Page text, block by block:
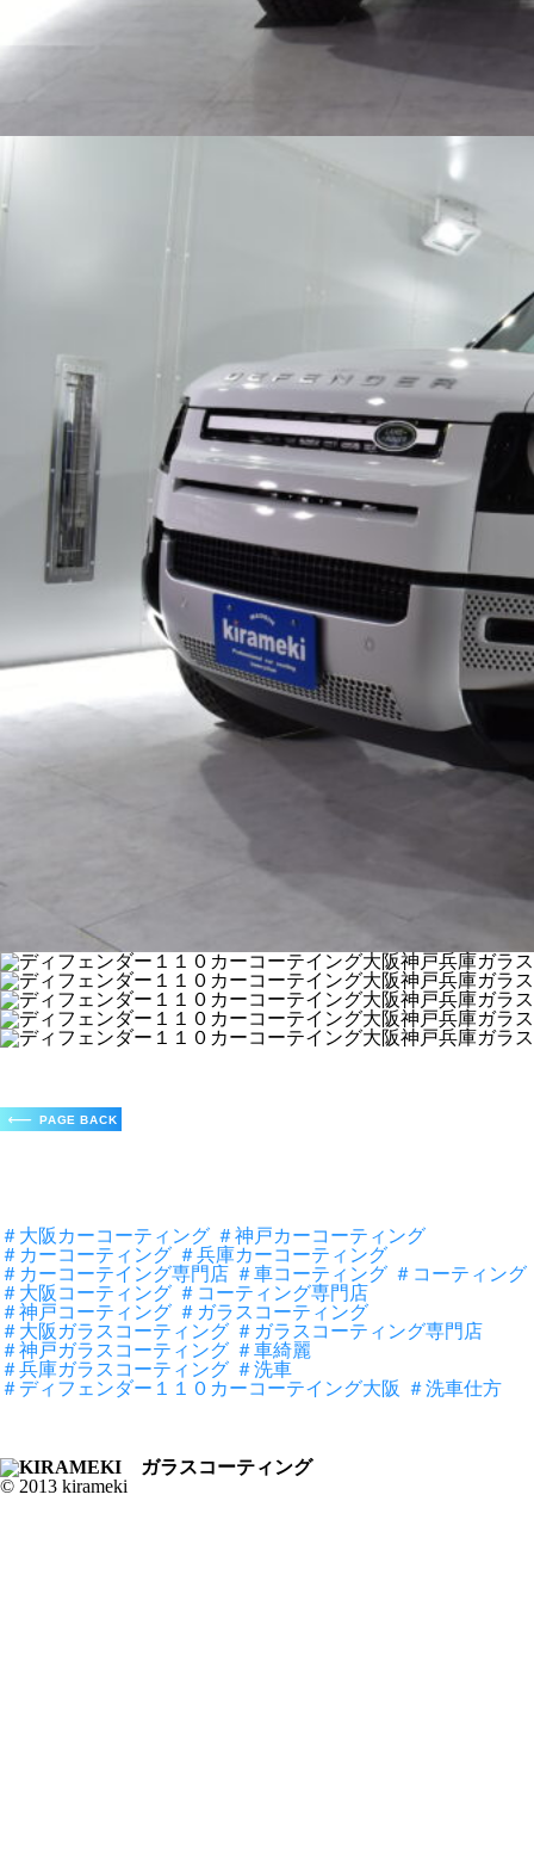
＃大阪カーコーティング ＃神戸カーコーティング
＃カーコーティング ＃兵庫カーコーティング
＃カーコーテイング専門店 ＃車コーティング ＃コーティング
＃大阪コーティング ＃コーティング専門店
＃神戸コーティング ＃ガラスコーティング
＃大阪ガラスコーティング ＃ガラスコーティング専門店
＃神戸ガラスコーティング ＃車綺麗
＃兵庫ガラスコーティング ＃洗車
＃ディフェンダー１１０カーコーテイング大阪 ＃洗車仕方
© 2013 kirameki